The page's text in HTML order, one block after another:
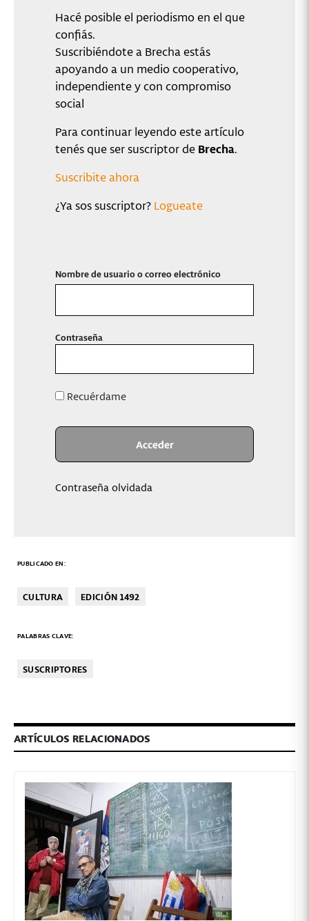
Hacé posible el periodismo en el que
confiás.
Suscribiéndote a Brecha estás
apoyando a un medio cooperativo,
independiente y con compromiso
social
Para continuar leyendo este artículo
tenés que ser suscriptor de Brecha.
Suscribite ahora
¿Ya sos suscriptor? Logueate
Nombre de usuario o correo electrónico
Contraseña
Recuérdame
Contraseña olvidada
PUBLICADO EN:
CULTURA EDICIÓN 1492
PALABRAS CLAVE:
SUSCRIPTORES
ARTÍCULOS RELACIONADOS